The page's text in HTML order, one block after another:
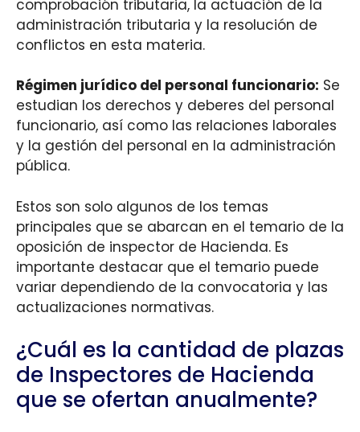
comprobación tributaria, la actuación de la
administración tributaria y la resolución de
conflictos en esta materia.
Régimen jurídico del personal funcionario: Se
estudian los derechos y deberes del personal
funcionario, así como las relaciones laborales
y la gestión del personal en la administración
pública.
Estos son solo algunos de los temas
principales que se abarcan en el temario de la
oposición de inspector de Hacienda. Es
importante destacar que el temario puede
variar dependiendo de la convocatoria y las
actualizaciones normativas.
¿Cuál es la cantidad de plazas
de Inspectores de Hacienda
que se ofertan anualmente?